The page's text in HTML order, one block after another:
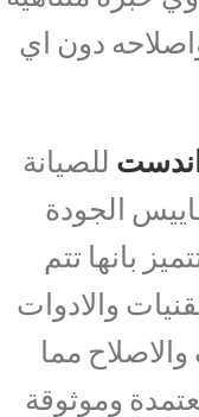
دون اي
للصيانة
الجودة
بانها تتم
والادوات
مما
وموثوقة